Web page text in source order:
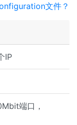
IP
端口，
文件？